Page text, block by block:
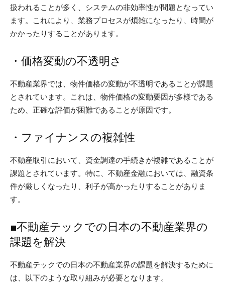
扱われることが多く、システムの非効率性が問題となってい
ます。これにより、業務プロセスが煩雑になったり、時間が
かかったりすることがあります。
・価格変動の不透明さ
不動産業界では、物件価格の変動が不透明であることが課題
とされています。これは、物件価格の変動要因が多様である
ため、正確な評価が困難であることが原因です。
・ファイナンスの複雑性
不動産取引において、資金調達の手続きが複雑であることが
課題とされています。特に、不動産金融においては、融資条
件が厳しくなったり、利子が高かったりすることがありま
す。
■不動産テックでの日本の不動産業界の
課題を解決
不動産テックでの日本の不動産業界の課題を解決するために
は、以下のような取り組みが必要となります。